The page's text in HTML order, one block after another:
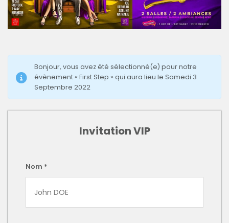
Bonjour, vous avez été sélectionné(e) pour notre
évènement « First Step » qui aura lieu le Samedi 3
Septembre 2022
Invitation VIP
Nom *